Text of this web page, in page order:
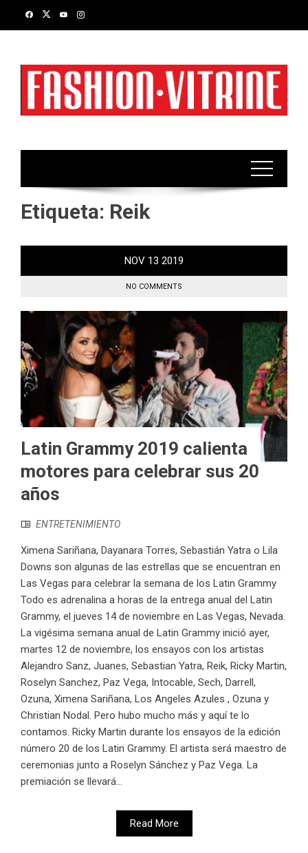
Etiqueta: Reik
NOV 13 2019
NO COMMENTS
Latin Grammy 2019 calienta
motores para celebrar sus 20
años
ENTRETENIMIENTO
Ximena Sariñana, Dayanara Torres, Sebastián Yatra o Lila
Downs son algunas de las estrellas que se encuentran en
Las Vegas para celebrar la semana de los Latin Grammy
Todo es adrenalina a horas de la entrega anual del Latin
Grammy, el jueves 14 de noviembre en Las Vegas, Nevada.
La vigésima semana anual de Latin Grammy inició ayer,
martes 12 de noviembre, los ensayos con los artistas
Alejandro Sanz, Juanes, Sebastian Yatra, Reik, Ricky Martin,
Roselyn Sanchez, Paz Vega, Intocable, Sech, Darrell,
Ozuna, Ximena Sariñana, Los Angeles Azules , Ozuna y
Christian Nodal. Pero hubo mucho más y aquí te lo
contamos. Ricky Martin durante los ensayos de la edición
número 20 de los Latin Grammy. El artista será maestro de
ceremonias junto a Roselyn Sánchez y Paz Vega. La
premiación se llevará...
Read More